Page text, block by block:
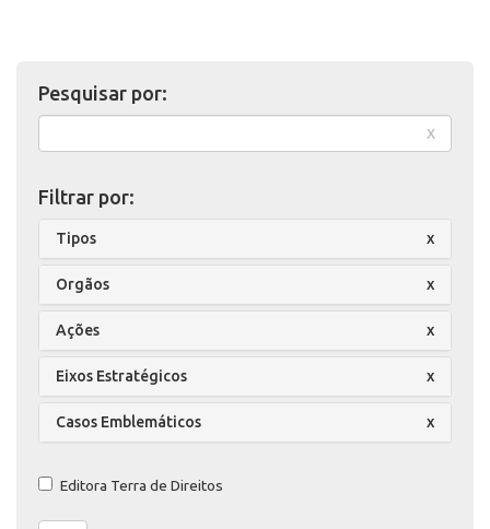
Pesquisar por:
x
Filtrar por:
Tipos x
Orgãos x
Ações x
Eixos Estratégicos x
Casos Emblemáticos x
Editora Terra de Direitos